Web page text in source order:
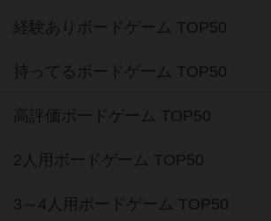
経験ありボードゲーム TOP50
持ってるボードゲーム TOP50
高評価ボードゲーム TOP50
2人用ボードゲーム TOP50
3～4人用ボードゲーム TOP50